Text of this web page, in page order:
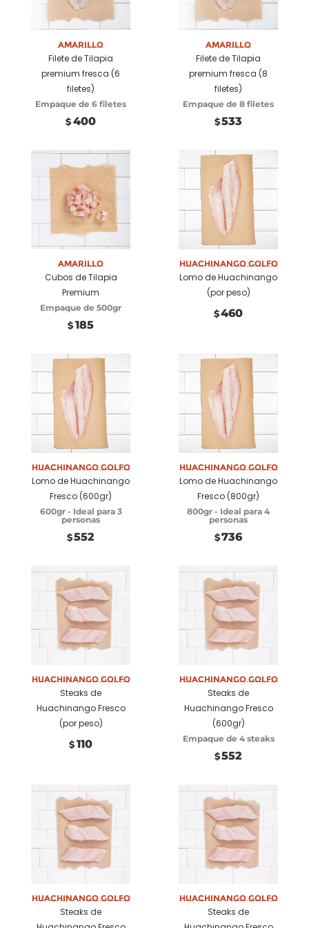
carrito
Amarillo
Filete de Tilapia
premium fresca (6
filetes)
Empaque de 6 filetes
$ 400
carrito
Amarillo
Filete de Tilapia
premium fresca (8
filetes)
Empaque de 8 filetes
$533
Añadir a
carrito
Amarillo
Cubos de Tilapia
Premium
Empaque de 500gr
$ 185
Seleccionar
opciones
Huachinango Golfo
Lomo de Huachinango
(por peso)
$460
Añadir a
carrito
Huachinango Golfo
Lomo de Huachinango
Fresco (600gr)
600gr - Ideal para 3
personas
$552
Añadir a
carrito
Huachinango Golfo
Lomo de Huachinango
Fresco (800gr)
800gr - Ideal para 4
personas
$736
Seleccionar
opciones
Huachinango Golfo
Steaks de
Huachinango Fresco
(por peso)
$ 110
Añadir a
carrito
Huachinango Golfo
Steaks de
Huachinango Fresco
(600gr)
Empaque de 4 steaks
$552
Añadir a
carrito
Huachinango Golfo
Steaks de
Añadir a
carrito
Huachinango Golfo
Steaks de